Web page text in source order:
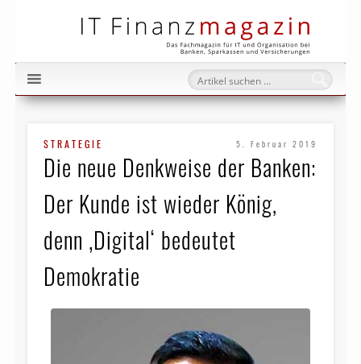
STRATEGIE 5. Februar 2019
Die neue Denkweise der Banken:
Der Kunde ist wieder König,
denn ‚Digital‘ bedeutet
Demokratie